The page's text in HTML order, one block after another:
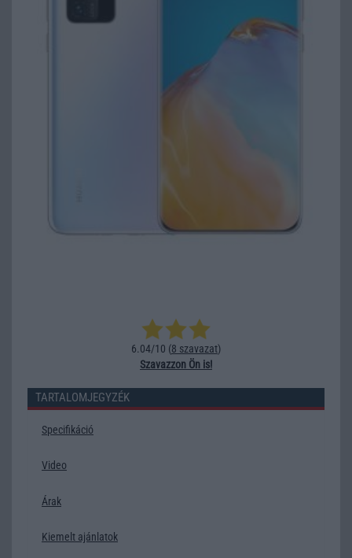
6.04/10 (8 szavazat)
Szavazzon Ön is!
TARTALOMJEGYZÉK
Specifikáció
Video
Árak
Kiemelt ajánlatok